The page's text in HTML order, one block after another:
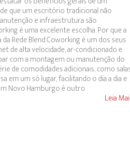
que um escritório tradicional não
e infraestrutura são
é uma excelente escolha. Por que a
Rede Blend Coworking é um dos seus
de alta velocidade, ar-condicionado e
com a montagem ou manutenção do
de comodidades adicionais, como
em um só lugar, facilitando o dia a dia e
Novo Hamburgo é outro
Leia